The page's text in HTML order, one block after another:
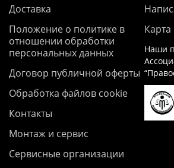
Доставка
Положение о политике в
отношении обработки
персональных данных
Договор публичной оферты
Обработка файлов cookie
Контакты
Монтаж и сервис
Сервисные организации
Карта
Наши